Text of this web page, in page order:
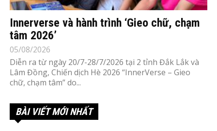
Innerverse và hành trình ‘Gieo chữ, chạm
tâm 2026’
05/08/2026
Diễn ra từ ngày 20/7-28/7/2026 tại 2 tỉnh Đắk Lắk và
Lâm Đồng, Chiến dịch Hè 2026 “InnerVerse – Gieo
chữ, chạm tâm” do...
BÀI VIẾT MỚI NHẤT